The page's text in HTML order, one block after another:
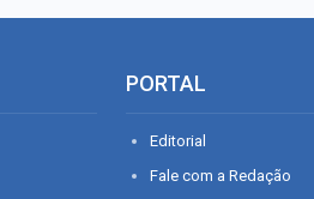
PORTAL
Editorial
Fale com a Redação